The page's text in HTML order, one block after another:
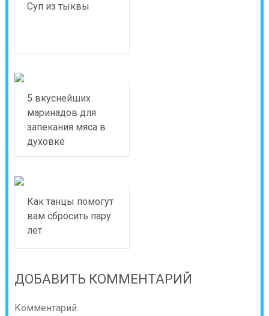
Суп из тыквы
5 вкуснейших
маринадов для
запекания мяса в
духовке
Как танцы помогут
вам сбросить пару
лет
ДОБАВИТЬ КОММЕНТАРИЙ
Комментарий